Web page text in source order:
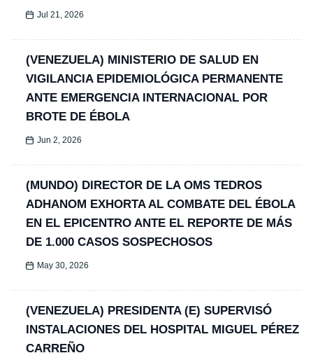
Jul 21, 2026
(VENEZUELA) MINISTERIO DE SALUD EN
VIGILANCIA EPIDEMIOLÓGICA PERMANENTE
ANTE EMERGENCIA INTERNACIONAL POR
BROTE DE ÉBOLA
Jun 2, 2026
(MUNDO) DIRECTOR DE LA OMS TEDROS
ADHANOM EXHORTA AL COMBATE DEL ÉBOLA
EN EL EPICENTRO ANTE EL REPORTE DE MÁS
DE 1.000 CASOS SOSPECHOSOS
May 30, 2026
(VENEZUELA) PRESIDENTA (E) SUPERVISÓ
INSTALACIONES DEL HOSPITAL MIGUEL PÉREZ
CARREÑO